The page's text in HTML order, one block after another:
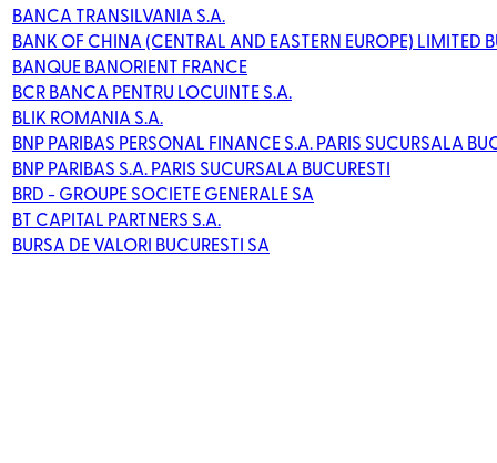
BANCA TRANSILVANIA S.A.
BANK OF CHINA (CENTRAL AND EASTERN EUROPE) LIMITED
BANQUE BANORIENT FRANCE
BCR BANCA PENTRU LOCUINTE S.A.
BLIK ROMANIA S.A.
BNP PARIBAS PERSONAL FINANCE S.A. PARIS SUCURSALA
BNP PARIBAS S.A. PARIS SUCURSALA BUCURESTI
BRD - GROUPE SOCIETE GENERALE SA
BT CAPITAL PARTNERS S.A.
BURSA DE VALORI BUCURESTI SA